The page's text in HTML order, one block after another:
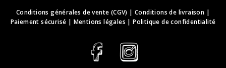
Conditions générales de vente (CGV) |Conditions de livraison |
Paiement sécurisé | Mentions légales |Politique de confidentialité